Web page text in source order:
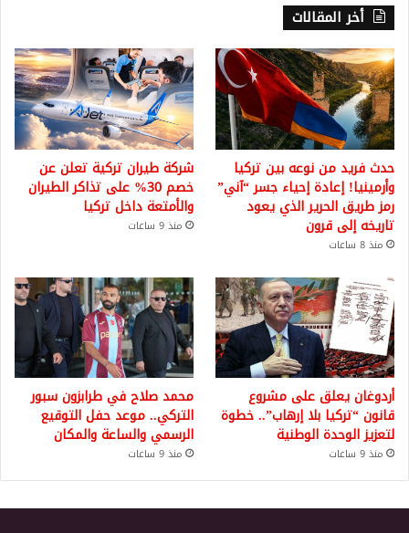
أخر المقالات
حدث فريد من نوعه بين تركيا
وأرمينيا! إعادة إحياء جسر “آني”
رمز طريق الحرير الذي يعود
تاريخه إلى قرون
منذ 8 ساعات
شركة طيران تركية تعلن عن
خصم 30% على تذاكر الطيران
والأمتعة داخل تركيا
منذ 9 ساعات
أردوغان يعلق على مشروع
قانون “تركيا بلا إرهاب”.. خطوة
لتعزيز الوحدة الوطنية
منذ 9 ساعات
محمد صلاح في طرابزون سبور
التركي.. موعد حفل التوقيع
الرسمي والساعة والمكان
منذ 9 ساعات